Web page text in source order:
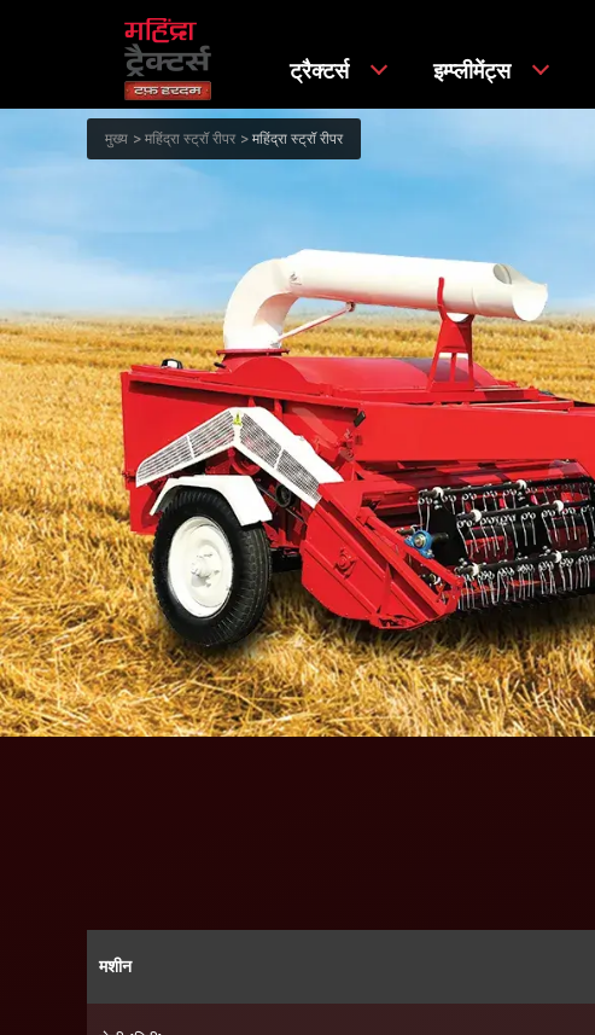
ट्रैक्टर्स इम्प्लीमेंट्स
मुख्य महिंद्रा स्ट्रॉ रीपर महिंद्रा स्ट्रॉ रीपर
मशीन